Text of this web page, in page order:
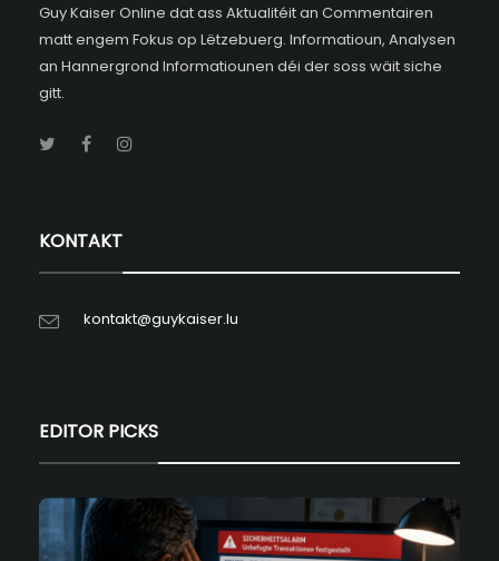
Guy Kaiser Online dat ass Aktualitéit an Commentairen
matt engem Fokus op Lëtzebuerg. Informatioun, Analysen
an Hannergrond Informatiounen déi der soss wäit siche
gitt.
KONTAKT
kontakt@guykaiser.lu
EDITOR PICKS